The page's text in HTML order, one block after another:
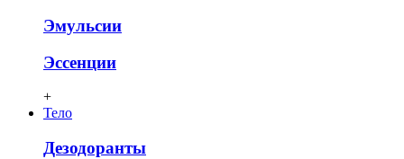
Эмульсии
Эссенции
+
Тело
Дезодоранты